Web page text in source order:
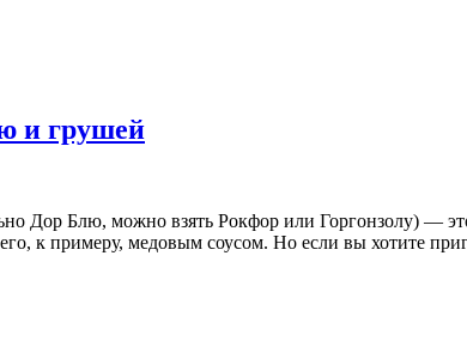
и грушей
Дор Блю, можно взять Рокфор или Горгонзолу) —
к примеру, медовым соусом. Но если вы хотите